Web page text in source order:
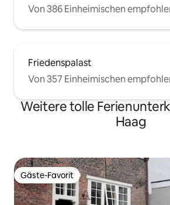
Von 386 Einheimischen
Friedenspalast
Von 357 Einheimischen
Weitere tolle
Haag
Gäste-Favorit
Gäste-Favorit